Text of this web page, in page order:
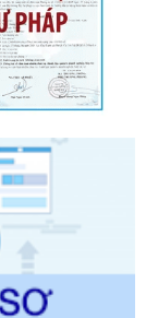
nội bộ, quy
lĩnh vực Du
Văn hóa, Thể
chính sửa
trình điện tử
đổi khí hậu
và Môi